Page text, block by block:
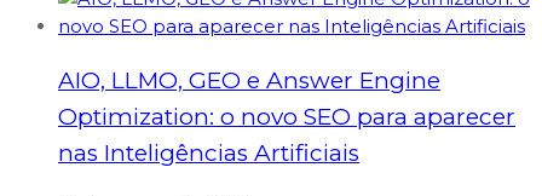
AIO, LLMO, GEO e Answer Engine
Optimization: o novo SEO para aparecer
nas Inteligências Artificiais